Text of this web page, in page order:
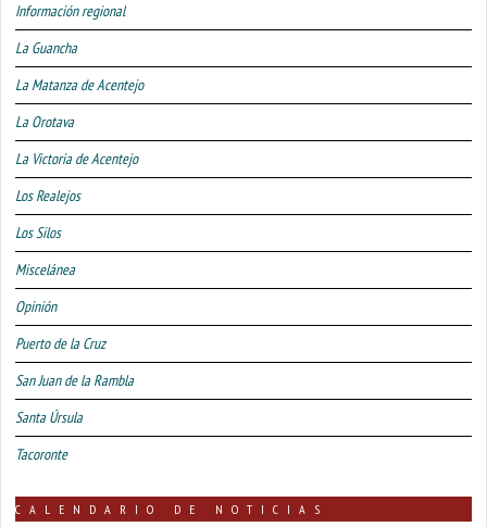
Información regional
La Guancha
La Matanza de Acentejo
La Orotava
La Victoria de Acentejo
Los Realejos
Los Silos
Miscelánea
Opinión
Puerto de la Cruz
San Juan de la Rambla
Santa Úrsula
Tacoronte
CALENDARIO DE NOTICIAS